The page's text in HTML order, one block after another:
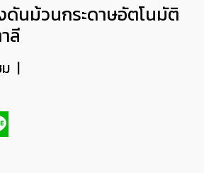
ดันม้วนกระดาษอัตโนมัติ
ลี
|